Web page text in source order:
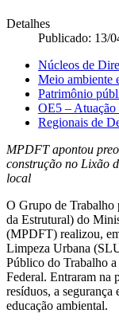
Detalhes
Publicado: 13/
Núcleos de
Meio ambiente
Patrimônio
OE5 – Atuação
Regionais de
MPDFT apontou
construção no Lixão
local
O Grupo de Trabalho
da Estrutural) do
(MPDFT) realizou,
Limpeza Urbana
Público do Trabalho
Federal. Entraram na
resíduos, a
educação ambiental.